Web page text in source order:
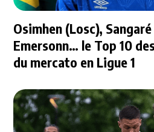
Osimhen (Losc), Sangaré
Emersonn… le Top 10
du mercato en Ligue 1